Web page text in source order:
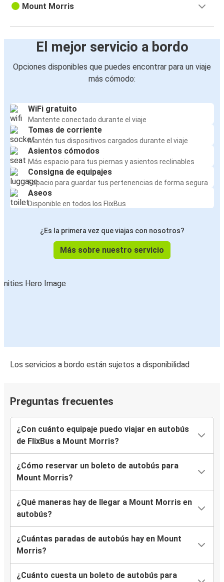
Mount Morris
El mejor servicio a bordo
Opciones disponibles que puedes encontrar para un viaje
más cómodo:
WiFi gratuito
Mantente conectado durante el viaje
Tomas de corriente
Mantén tus dispositivos cargados durante el viaje
Asientos cómodos
Más espacio para tus piernas y asientos reclinables
Consigna de equipajes
Espacio para guardar tus pertenencias de forma segura
Aseos
Disponible en todos los FlixBus
¿Es la primera vez que viajas con nosotros?
Más sobre nuestro servicio
Los servicios a bordo están sujetos a disponibilidad
Preguntas frecuentes
¿Con cuánto equipaje puedo viajar en autobús
de FlixBus a Mount Morris?
¿Cómo reservar un boleto de autobús para
Mount Morris?
¿Qué maneras hay de llegar a Mount Morris en
autobús?
¿Cuántas paradas de autobús hay en Mount
Morris?
¿Cuánto cuesta un boleto de autobús para